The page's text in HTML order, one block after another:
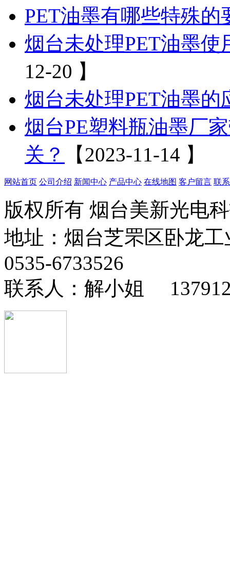
PET油墨有哪些特殊的
烟台未处理PET油墨
12-20 】
烟台未处理PET油墨的
烟台PE塑料瓶油墨厂
关？
【2023-11-14 】
网站首页 公司介绍 新闻中心 产品中心 在线地图 客户留言 联
版权所有 烟台美新光电
地址：烟台芝罘区卧龙
0535-6733526
联系人：解小姐